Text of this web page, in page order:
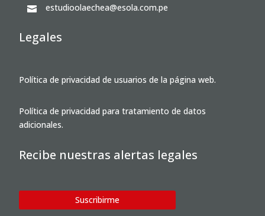
 estudioolaechea@esola.com.pe
Legales
Política de privacidad de usuarios de la página web.
Política de privacidad para tratamiento de datos
adicionales.
Recibe nuestras alertas legales
Suscribirme